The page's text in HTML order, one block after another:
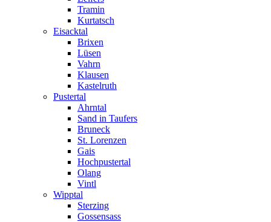
Tramin
Kurtatsch
Eisacktal
Brixen
Lüsen
Vahrn
Klausen
Kastelruth
Pustertal
Ahrntal
Sand in Taufers
Bruneck
St. Lorenzen
Gais
Hochpustertal
Olang
Vintl
Wipptal
Sterzing
Gossensass